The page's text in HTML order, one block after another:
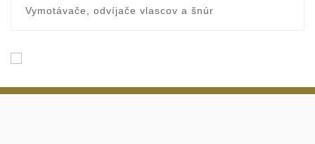
Vymotávače, odvíjače vlascov a šnúr